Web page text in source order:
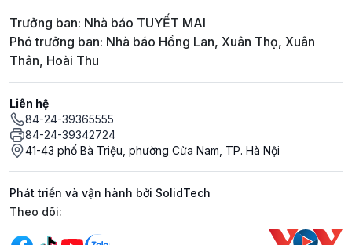
Trưởng ban: Nhà báo TUYẾT MAI
Phó trưởng ban: Nhà báo Hồng Lan, Xuân Thọ, Xuân
Thân, Hoài Thu
Liên hệ
84-24-39365555
84-24-39342724
41-43 phố Bà Triệu, phường Cửa Nam, TP. Hà Nội
Phát triển và vận hành bởi SolidTech
Mạng xã hội
Theo dõi: